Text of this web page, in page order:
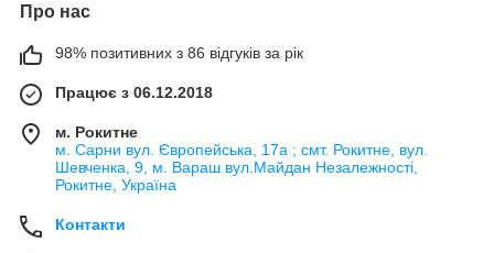
Про нас
98% позитивних з 86 відгуків за рік
Працює з 06.12.2018
м. Рокитне
м. Сарни вул. Європейська, 17а ; смт. Рокитне, вул.
Шевченка, 9, м. Вараш вул.Майдан Незалежності,
Рокитне, Україна
Контакти